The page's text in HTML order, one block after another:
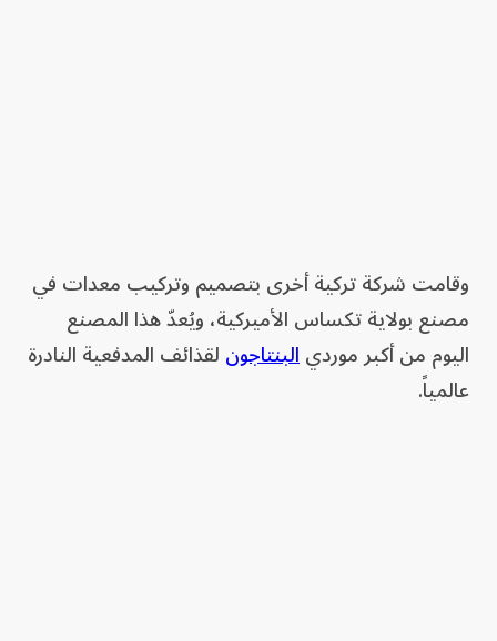
وقامت شركة تركية أخرى بتصميم وتركيب معدات في
مصنع بولاية تكساس الأميركية، ويُعدّ هذا المصنع
اليوم من أكبر مورديالبنتاجونلقذائف المدفعية النادرة
عالمياً.